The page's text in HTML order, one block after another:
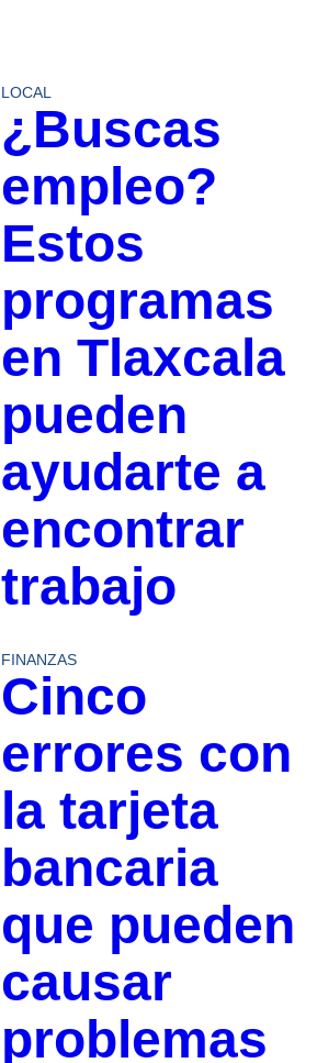
LOCAL
¿Buscas
empleo?
Estos
programas
en Tlaxcala
pueden
ayudarte a
encontrar
trabajo
FINANZAS
Cinco
errores con
la tarjeta
bancaria
que pueden
causar
problemas